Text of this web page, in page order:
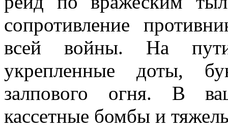
сопротивление
всей войны. На
укрепленные доты,
залпового огня. В
кассетные бомбы и